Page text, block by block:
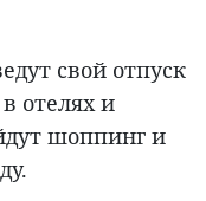
свой отпуск
отелях и
шоппинг и